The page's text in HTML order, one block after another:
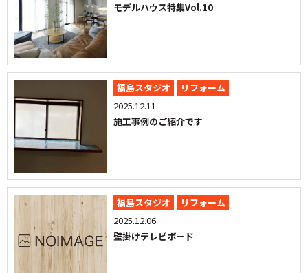
モデルハウス特集Vol.10
福島スタジオ
リフォーム
2025.12.11
施工事例のご紹介です
福島スタジオ
リフォーム
2025.12.06
壁掛けテレビボード